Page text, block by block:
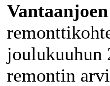
Vantaanjoen
joulukuuhun
remontin